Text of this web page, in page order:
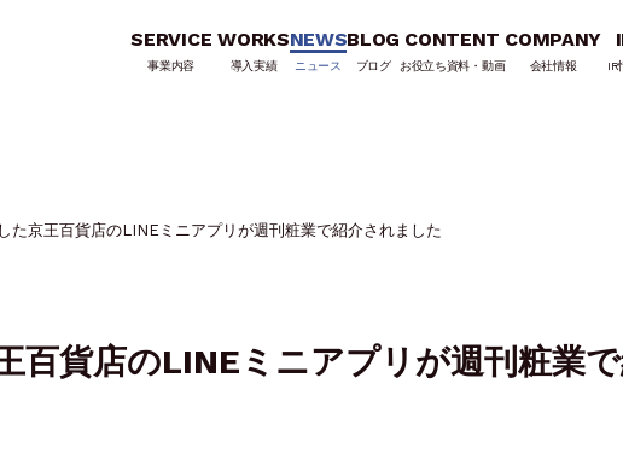
SERVICE
事業内容
WORKS
導入実績
NEWS
ニュース
BLOG
ブログ
CONTENT
お役立ち資料・動画
COMPANY
会社情報 IR
た京王百貨店のLINEミニアプリが週刊粧業で紹介されました
百貨店のLINEミニアプリが週刊粧業